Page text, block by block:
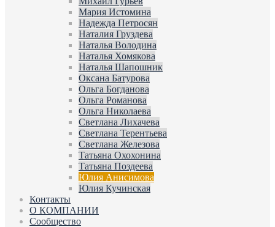
Мария Истомина
Надежда Петросян
Наталия Груздева
Наталья Володина
Наталья Хомякова
Наталья Шапошник
Оксана Батурова
Ольга Богданова
Ольга Романова
Ольга Николаева
Светлана Лихачева
Светлана Терентьева
Светлана Железова
Татьяна Охохонина
Татьяна Поздеева
Юлия Анисимова
Юлия Кучинская
Контакты
О КОМПАНИИ
Сообщество